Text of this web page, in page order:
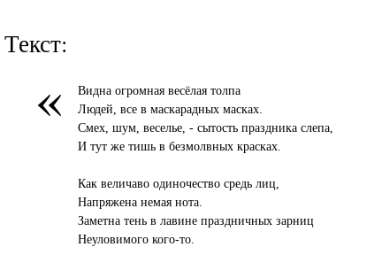
Текст:
«
Видна огромная весёлая толпа
Людей, все в маскарадных масках.
Смех, шум, веселье, - сытость праздника слепа,
И тут же тишь в безмолвных красках.
Как величаво одиночество средь лиц,
Напряжена немая нота.
Заметна тень в лавине праздничных зарниц
Неуловимого кого-то.